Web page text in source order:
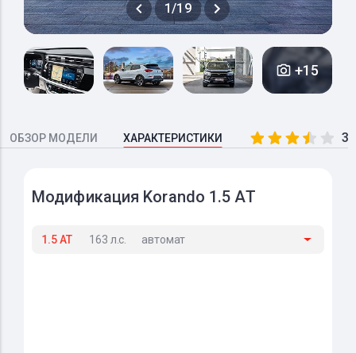
1/19
+15
ОБЗОР МОДЕЛИ ХАРАКТЕРИСТИКИ
Модификация Korando 1.5 AT
1.5 AT 163 л.с. автомат